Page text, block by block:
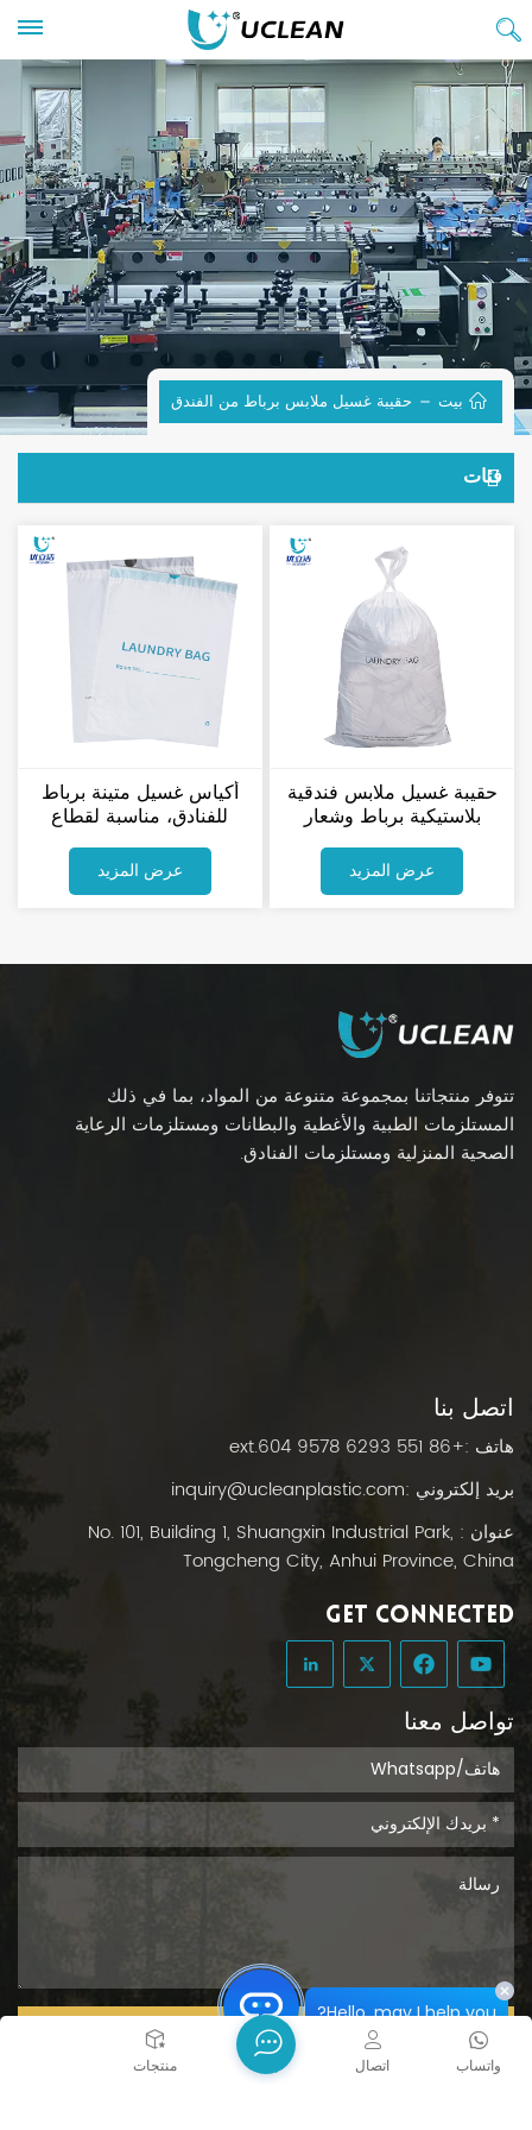
بيت حقيبة غسيل ملابس برباط من الفندق
فئات
أكياس غسيل متينة برباط
للفنادق، مناسبة لقطاع
الضيافة ولوازم الفنادق
عرض المزيد
حقيبة غسيل ملابس فندقية
بلاستيكية برباط وشعار
مخصص
عرض المزيد
تتوفر منتجاتنا بمجموعة متنوعة من المواد، بما في ذلك
المستلزمات الطبية والأغطية والبطانات ومستلزمات الرعاية
الصحية المنزلية ومستلزمات الفنادق.
اتصل بنا
هاتف :+86 551 6293 9578 ext.604
بريد إلكتروني :inquiry@ucleanplastic.com
عنوان : No. 101, Building 1, Shuangxin Industrial Park,
Tongcheng City, Anhui Province, China
GET CONNECTED
تواصل معنا
يُقدِّم
بيت منتجات واتساب اتصال
Hello, may I help you?